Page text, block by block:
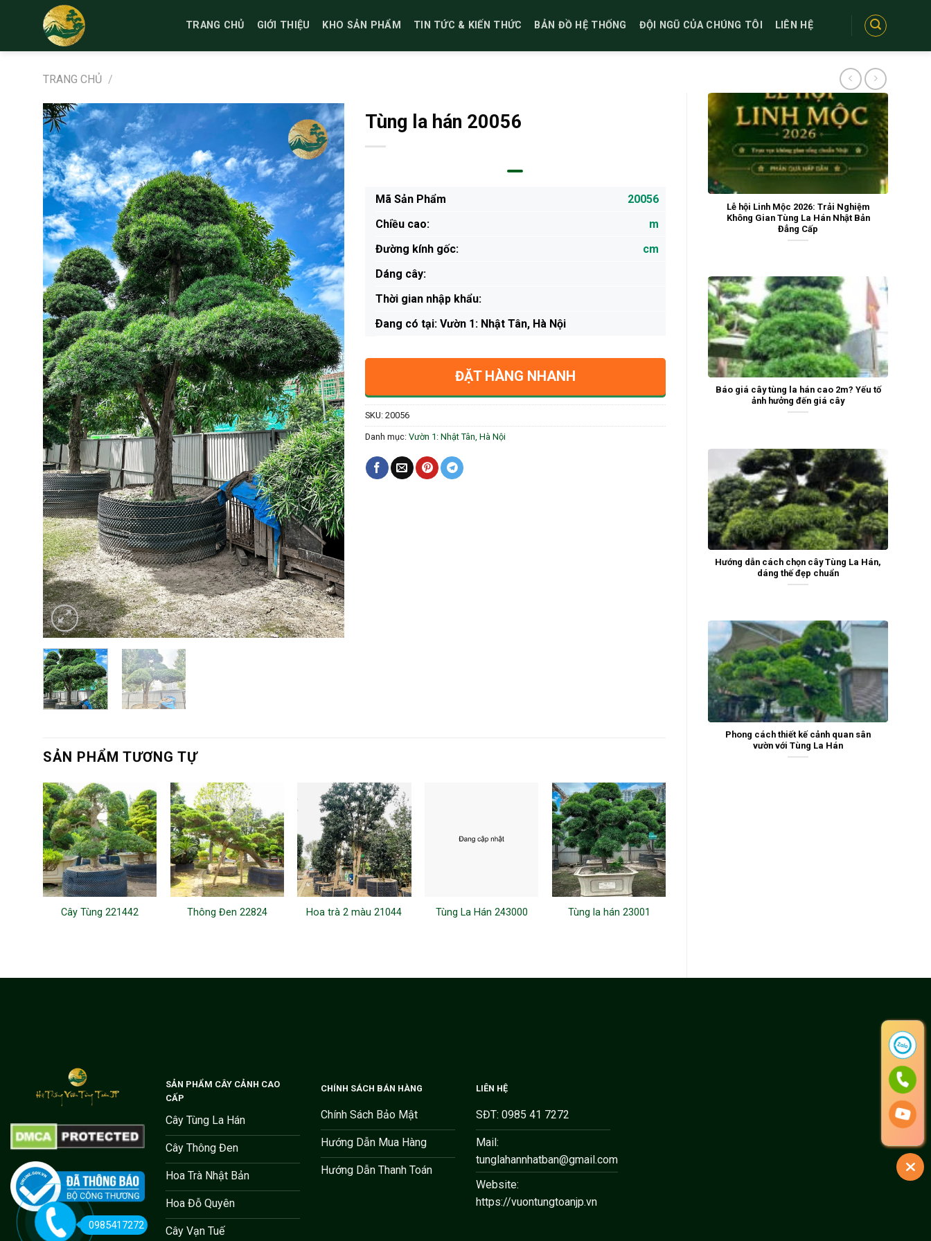
TRANG CHỦ GIỚI THIỆU KHO SẢN PHẨM TIN TỨC & KIẾN THỨC BẢN ĐỒ HỆ THỐNG ĐỘI NGŨ CỦA CHÚNG TÔI LIÊN HỆ
TRANG CHỦ /
Lễ hội Linh Mộc 2026: Trải Nghiệm
Không Gian Tùng La Hán Nhật Bản
Đẳng Cấp
Báo giá cây tùng la hán cao 2m? Yếu tố
ảnh hưởng đến giá cây
Hướng dẫn cách chọn cây Tùng La Hán,
dáng thế đẹp chuẩn
Phong cách thiết kế cảnh quan sân
vườn với Tùng La Hán
Tùng la hán 20056
Mã Sản Phẩm
20056
Chiều cao:
m
Đường kính gốc:
cm
Dáng cây:
Thời gian nhập khẩu:
Ðang có tại: Vườn 1: Nhật Tân, Hà Nội
ĐẶT HÀNG NHANH
SKU: 20056
Danh mục: Vườn 1: Nhật Tân, Hà Nội
SẢN PHẨM TƯƠNG TỰ
Cây Tùng 221442 Thông Đen 22824 Hoa trà 2 màu 21044 Tùng La Hán 243000 Tùng la hán 23001
SẢN PHẨM CÂY CẢNH CAO
CẤP
Cây Tùng La Hán
Cây Thông Đen
Hoa Trà Nhật Bản
Hoa Đỗ Quyên
Cây Vạn Tuế
CHÍNH SÁCH BÁN HÀNG
Chính Sách Bảo Mật
Hướng Dẫn Mua Hàng
Hướng Dẫn Thanh Toán
LIÊN HỆ
SĐT: 0985 41 7272
Mail:
tunglahannhatban@gmail.com
Website:
https://vuontungtoanjp.vn
0985417272